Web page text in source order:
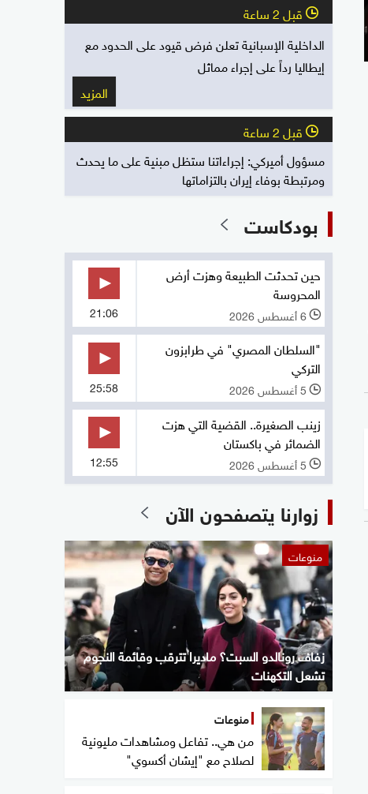
l قبل 2 ساعة
الداخلية الإسبانية تعلن فرض قيود على الحدود مع
إيطاليا رداً على إجراء مماثل
المزيد
l قبل 2 ساعة
مسؤول أميركي: إجراءاتنا ستظل مبنية على ما يحدث
ومرتبطة بوفاء إيران بالتزاماتها
بودكاست
حين تحدثت الطبيعة وهزت أرض
المحروسة
l 6 أغسطس 2026 21:06
"السلطان المصري" في طرابزون
التركي
l 5 أغسطس 2026 25:58
زينب الصغيرة.. القضية التي هزت
الضمائر في باكستان
l 5 أغسطس 2026 12:55
زوارنا يتصفحون الآن
منوعات
زفاف رونالدو السبت؟ ماديرا تترقب وقائمة النجوم
تشعل التكهنات
منوعات
من هي.. تفاعل ومشاهدات مليونية
لصلاح مع "إيشان أكسوي"